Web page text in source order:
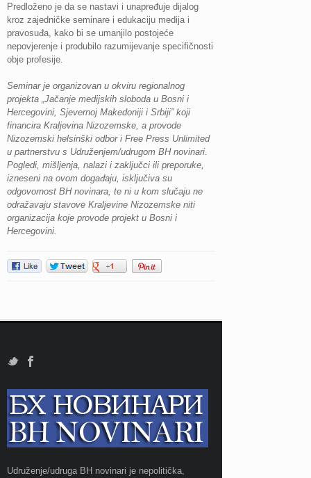
Predloženo je da se nastavi i unapređuje dijalog
kroz zajedničke seminare i edukaciju medija i
pravosuđa, kako bi se umanjilo postojeće
nepovjerenje i produbilo razumijevanje specifičnosti
obje profesije.
Seminar je organizovan u okviru regionalnog
projekta „Jačanje medijskih sloboda u Bosni i
Hercegovini, Sjevernoj Makedoniji i Srbiji” koji
financira Kraljevina Nizozemske, a provode
Nizozemski helsinški odbor i Free Press Unlimited
u partnerstvu s Udruženjem/udrugom BH novinari.
Pogledi, mišljenja, nalazi i zaključci ili preporuke,
izneseni na ovom događaju, isključiva su
odgovornost BH novinara, te ni u kom slučaju ne
odražavaju stavove Kraljevine Nizozemske niti
organizacija koje provode projekt u Bosni i
Hercegovini.
Udruženje/udruga BH novinari je nepolitička,